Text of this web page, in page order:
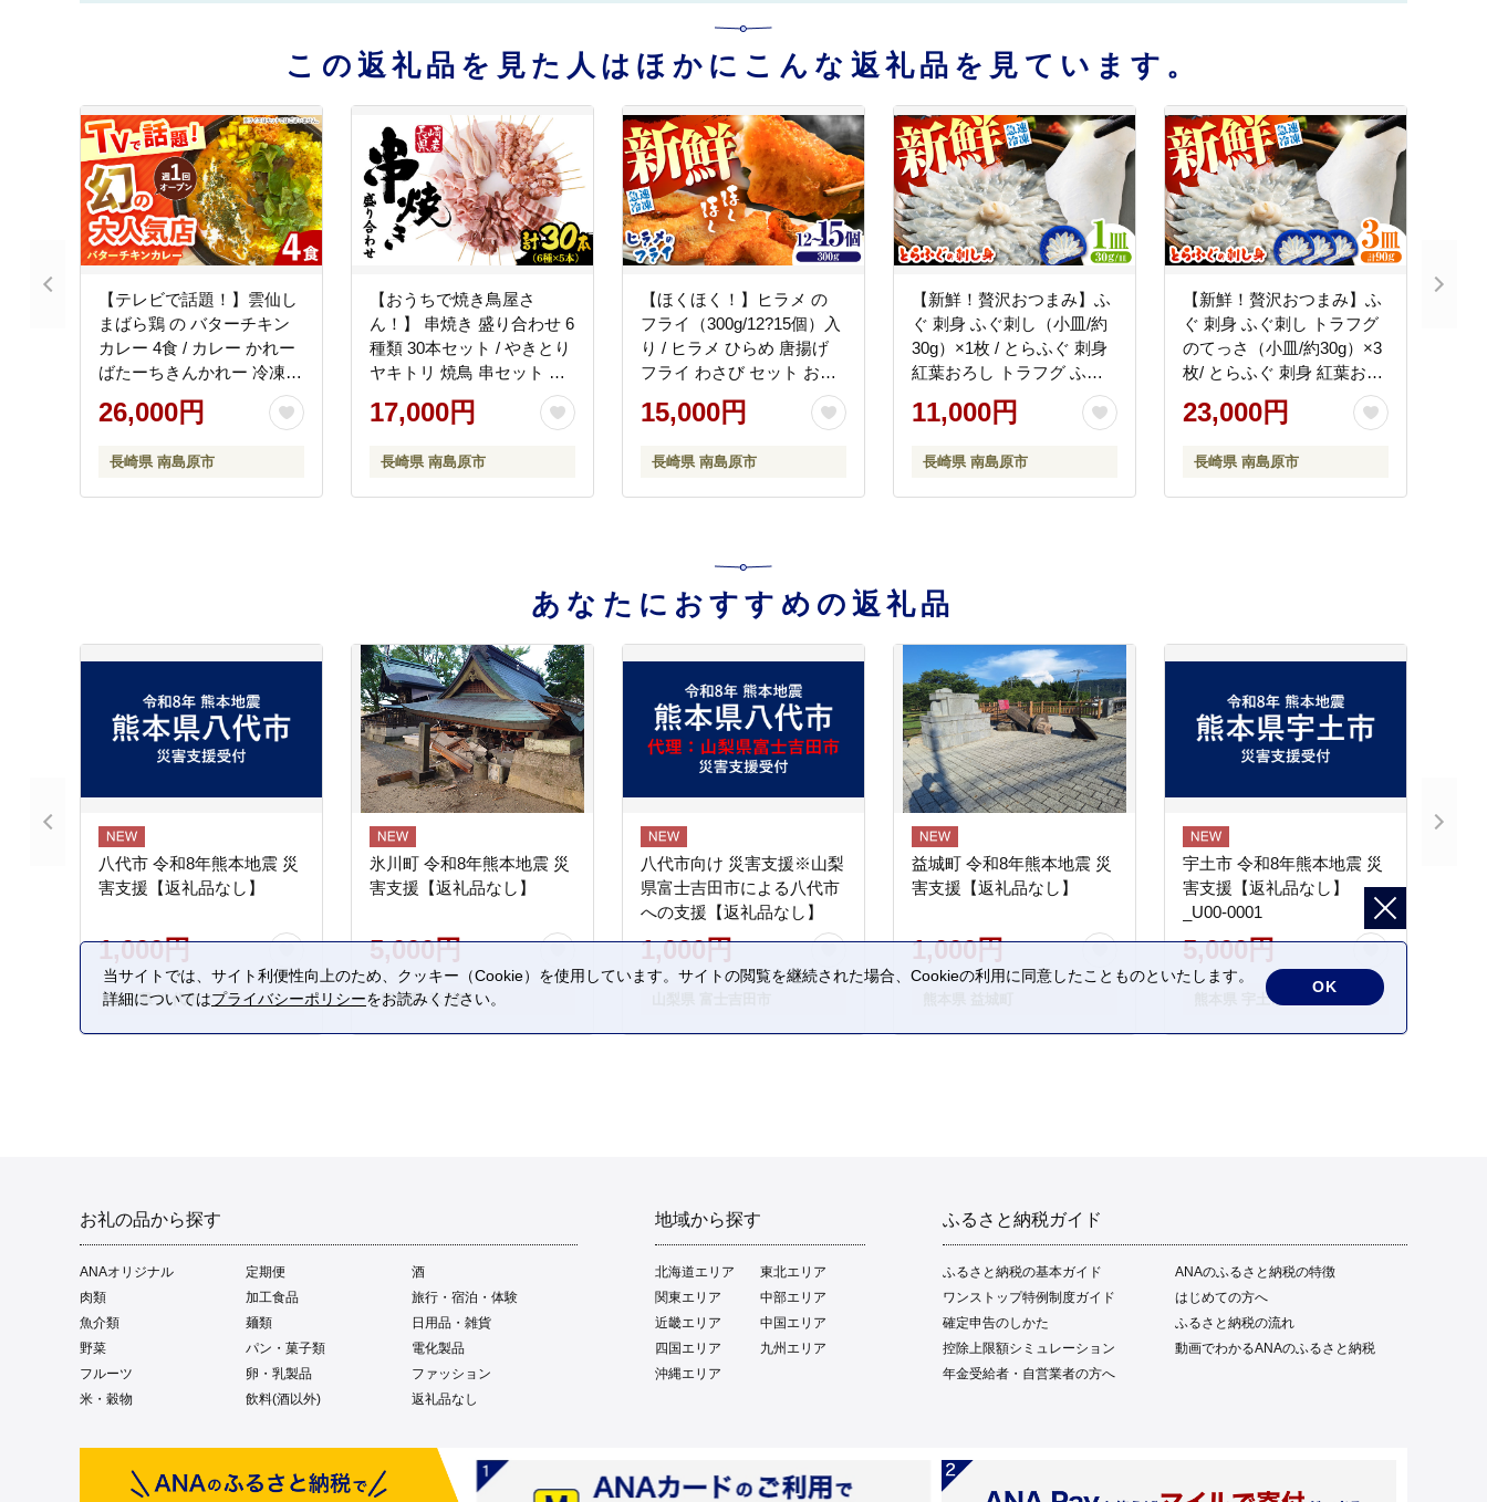
この返礼品を見た人はほかにこんな返礼品を見ています。
【テレビで話題！】雲仙し
まばら鶏 の バターチキン
カレー 4食 / カレー かれー
ばたーちきんかれー 冷凍
湯煎 / 南島原市 / それでも
カレーが食べたくて
26,000円
長崎県 南島原市
【おうちで焼き鳥屋さ
ん！】 串焼き 盛り合わせ 6
種類 30本セット / やきとり
ヤキトリ 焼鳥 串セット 国
産 冷凍 小分け / 南島原市 /
ふるさと企画 [SBA019]
17,000円
長崎県 南島原市
【ほくほく！】ヒラメ の
フライ（300g/12?15個）入
り / ヒラメ ひらめ 唐揚げ
フライ わさび セット おつ
まみ / 南島原市 / 株式会社
FUKUNOTANE [SFJ029]
15,000円
長崎県 南島原市
【新鮮！贅沢おつまみ】ふ
ぐ 刺身 ふぐ刺し（小皿/約
30g）×1枚 / とらふぐ 刺身
紅葉おろし トラフグ ふぐ
フグ 河豚 刺し身 ふぐ刺し /
南島原市 / 株式会社
11,000円
長崎県 南島原市
【新鮮！贅沢おつまみ】ふ
ぐ 刺身 ふぐ刺し トラフグ
のてっさ（小皿/約30g）×3
枚/ とらふぐ 刺身 紅葉おろ
し トラフグ ふぐ フグ 河豚
刺し身 ふぐ刺し / 南島原市
[SFJ035]
23,000円
長崎県 南島原市
あなたにおすすめの返礼品
八代市 令和8年熊本地震 災
害支援【返礼品なし】
1,000円
熊本県 八代市
氷川町 令和8年熊本地震 災
害支援【返礼品なし】
5,000円
熊本県 氷川町
八代市向け 災害支援※山梨
県富士吉田市による八代市
への支援【返礼品なし】
1,000円
益城町 令和8年熊本地震 災
害支援【返礼品なし】
1,000円
宇土市 令和8年熊本地震 災
害支援【返礼品なし】
_U00-0001
5,000円
熊本県 宇土市
お礼の品から探す
ANAオリジナル 定期便
酒
肉類
加工食品
旅行・宿泊・体験
魚介類
麺類
日用品・雑貨
野菜
パン・菓子類
電化製品
フルーツ
卵・乳製品
ファッション
米・穀物
飲料(酒以外) 返礼品なし
地域から探す
北海道エリア
東北エリア
関東エリア
中部エリア
近畿エリア
中国エリア
四国エリア
九州エリア
沖縄エリア
ふるさと納税ガイド
ふるさと納税の基本ガイド
ANAのふるさと納税の特徴
ワンストップ特例制度ガイド
はじめての方へ
確定申告のしかた
ふるさと納税の流れ
控除上限額シミュレーション
動画でわかるANAのふるさと納税
年金受給者・自営業者の方へ
当サイトでは、サイト利便性向上のため、クッキー（Cookie）を使用しています。サイトの閲覧を継続された場合、Cookieの利用に同意したことものといたします。
詳細についてはプライバシーポリシーをお読みください。
OK